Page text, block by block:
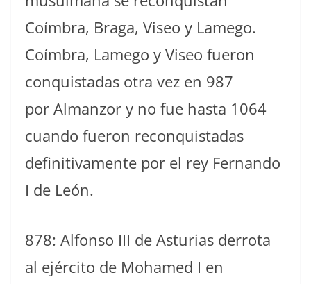
Coímbra, Braga, Viseo y Lamego.​
Coímbra, Lamego y Viseo fueron
conquistadas otra vez en 987
por Almanzor​ y no fue hasta 1064
cuando fueron reconquistadas
definitivamente por el rey Fernando
I de León.​
878: Alfonso III de Asturias derrota
al ejército de Mohamed I en